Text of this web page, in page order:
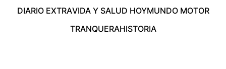
DIARIO EXTRAVIDA Y SALUD HOYMUNDO MOTOR
TRANQUERAHISTORIA